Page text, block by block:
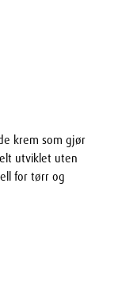
krem som gjør
utviklet uten
for tørr og